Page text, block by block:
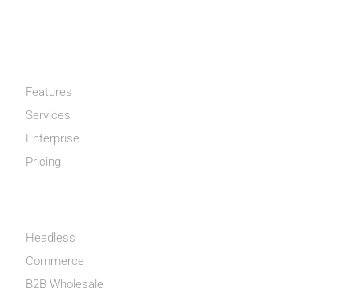
Features
Services
Enterprise
Pricing
Headless
Commerce
B2B Wholesale